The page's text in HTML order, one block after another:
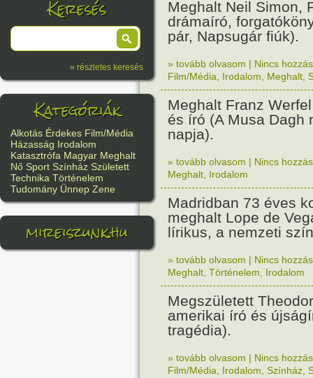
Keresés
» részletes keresés
Kategóriák
Alkotás Érdekes Film/Média
Házasság Irodalom
Katasztrófa Magyar Meghalt
Nő Sport Színház Született
Technika Történelem
Tudomány Ünnep Zene
mireiszunk.hu
Meghalt Neil Simon,
drámaíró,
pár, Napsugár fiúk).
» tovább olvasom | Nincs
Film/Média
Irodalom Meghalt
Meghalt Franz
és író (A Musa Dagh
napja).
» tovább olvasom | Nincs
Meghalt Irodalom
Madridban 73 éves
meghalt Lope de
lírikus, a nemzeti
» tovább olvasom | Nincs
Meghalt Történelem Irodalom
Megszületett
amerikai író és
tragédia).
» tovább olvasom | Nincs
Film/Média
Irodalom Színház